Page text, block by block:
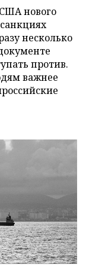
нового
несколько
против.
важнее